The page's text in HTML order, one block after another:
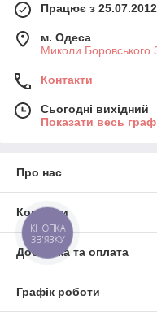
Працює з 25.07.2012
м. Одеса
Миколи Боровського
Контакти
Сьогодні вихідний
Показати весь
Про нас
Контакти
Доставка та оплата
Графік роботи
КНОПКА
ЗВ'ЯЗКУ